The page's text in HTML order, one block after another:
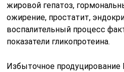
жировой гепатоз,
ожирение, простатит,
воспалительный процесс
показатели гликопротеина.
Избыточное продуцирование